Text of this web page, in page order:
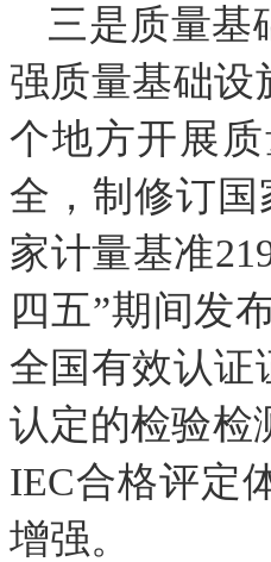
三是质量基
强质量基础设
个地方开展
全，制修订
家计量基准
四五”期间发
全国有效认证
认定的检验检
IEC合格评定
增强。